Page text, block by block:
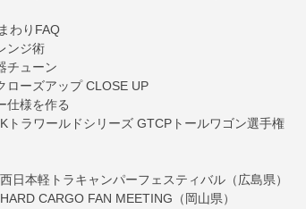
わりFAQ
ンジ術
チューン
ローズアップ CLOSE UP
仕様を作る
ラワールドシリーズ GTCPトールワゴン選手権
本軽トラキャンパーフェスティバル（広島県）
CARGO FAN MEETING（岡山県）